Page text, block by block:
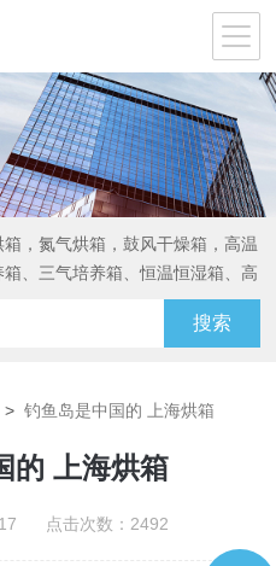
，氮气烘箱，鼓风干燥箱，高温
、三气培养箱、恒温恒湿箱、高
> 钓鱼岛是中国的 上海烘箱
的 上海烘箱
17 点击次数：2492